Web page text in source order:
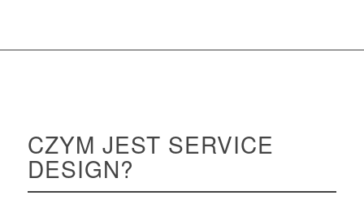
CZYM JEST SERVICE
DESIGN?